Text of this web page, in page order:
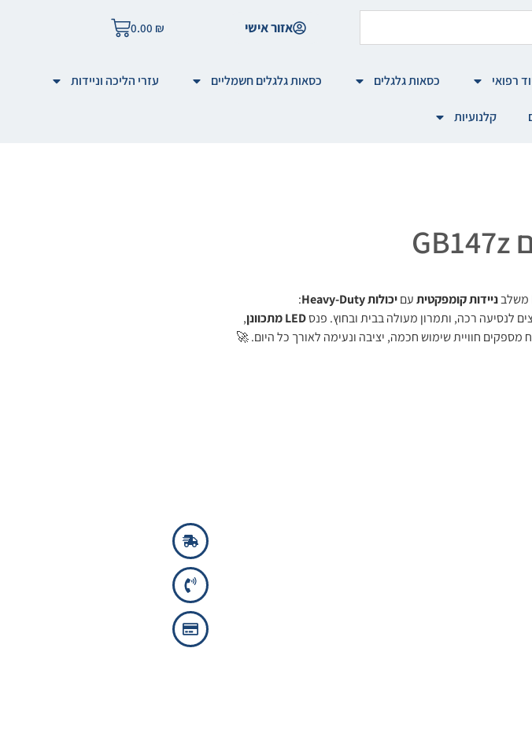
אזור אישי 0.00 ₪
רפואי כסאות גלגלים כסאות גלגלים חשמליים עזרי הליכה וניידות
קלנועיות
משלבניידות קומפקטיתעםיכולות Heavy-Duty
:
לנסיעה רכה, ותמרון מעולה בבית ובחוץ. פנסLED מתכוונן
,